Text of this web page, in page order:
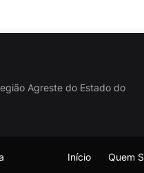
Agreste do Estado do
Início Quem